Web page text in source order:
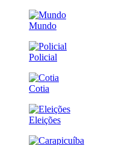
Mundo
Policial
Cotia
Eleições